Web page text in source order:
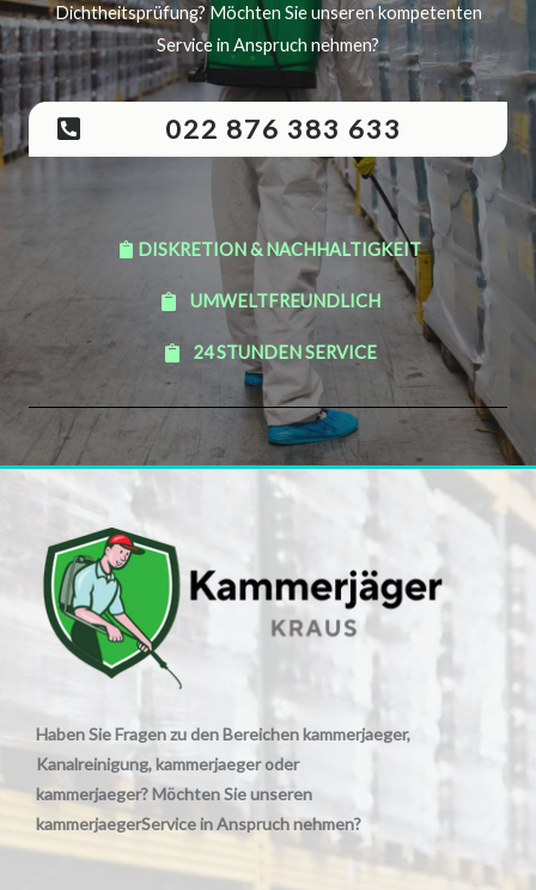
Dichtheitsprüfung? Möchten Sie unseren kompetenten
Service in Anspruch nehmen?
022 876 383 633
DISKRETION & NACHHALTIGKEIT
UMWELTFREUNDLICH
24 STUNDEN SERVICE
Haben Sie Fragen zu den Bereichen kammerjaeger,
Kanalreinigung, kammerjaeger oder
kammerjaeger? Möchten Sie unseren
kammerjaegerService in Anspruch nehmen?